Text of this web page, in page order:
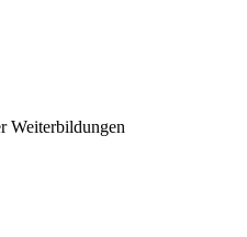
Weiterbildungen